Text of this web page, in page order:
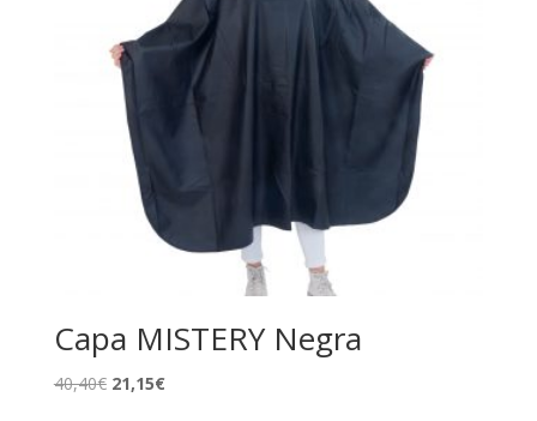
Capa MISTERY Negra
40,40€ El
21,15€El